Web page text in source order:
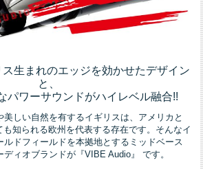
ス生まれのエッジを効かせたデザイン
と、
パワーサウンドがハイレベル融合!!
美しい自然を有するイギリスは、アメリカと
も知られる欧州を代表する存在です。そんなイ
ルドフィールドを本拠地とするミッドベース
ィオブランドが『VIBE Audio』 です。